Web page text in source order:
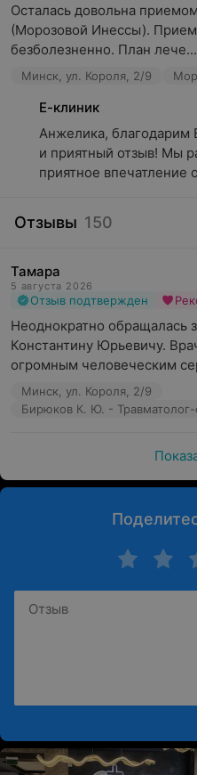
Осталась довольна
(Морозовой Инессы).
безболезненно. План лече...
Минск, ул. Короля, 2/9
Е-клиник
Анжелика, благодарим
и приятный отзыв! Мы
приятное впечатление
Отзывы 150
Тамара
5 августа 2026
Отзыв подтвержден
Неоднократно
Константину Юрьевичу.
огромным человеческим
Минск, ул. Короля, 2/9
Бирюков К. Ю. - Травматолог-